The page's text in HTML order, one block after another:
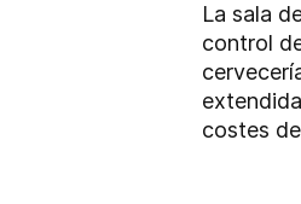
La sala
control
costes